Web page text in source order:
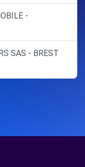
-
SAS - BREST